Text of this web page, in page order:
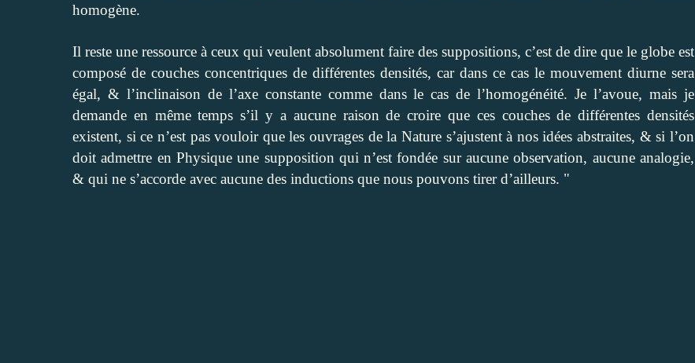
homogène.
Il reste une ressource à ceux qui veulent absolument faire des suppositions, c’est de dire que le globe est
composé de couches concentriques de différentes densités, car dans ce cas le mouvement diurne sera
égal, & l’inclinaison de l’axe constante comme dans le cas de l’homogénéité. Je l’avoue, mais je
demande en même temps s’il y a aucune raison de croire que ces couches de différentes densités
existent, si ce n’est pas vouloir que les ouvrages de la Nature s’ajustent à nos idées abstraites, & si l’on
doit admettre en Physique une supposition qui n’est fondée sur aucune observation, aucune analogie,
& qui ne s’accorde avec aucune des inductions que nous pouvons tirer d’ailleurs. "